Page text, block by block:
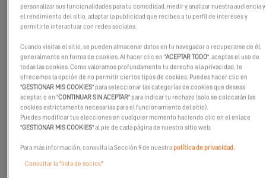
personalizar sus funcionalidades para tu comodidad, medir y analizar nuestra audiencia y
el rendimiento del sitio, adaptar la publicidad que recibes a tu perfil de intereses y
permitirte interactuar con redes sociales.
Cuando visitas el sitio, se pueden almacenar datos en tu navegador o recuperarse de él,
generalmente en forma de cookies. Al hacer clic en "ACEPTAR TODO", aceptas el uso de
todas las cookies. Como valoramos profundamente tu derecho a la privacidad, te
ofrecemos la opción de no permitir ciertos tipos de cookies. Puedes hacer clic en
"GESTIONAR MIS COOKIES" para seleccionar las categorías de cookies que deseas
aceptar, o en "CONTINUAR SIN ACEPTAR" para indicar tu rechazo (solo se colocarán las
cookies estrictamente necesarias para el funcionamiento del sitio).
Puedes modificar tus elecciones en cualquier momento haciendo clic en el enlace
"GESTIONAR MIS COOKIES" al pie de cada página de nuestro sitio web.
Para más información, consulta la Sección 9 de nuestrapolítica de privacidad.
Consultar la "lista de socios"